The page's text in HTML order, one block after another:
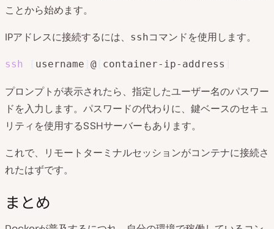
ことから始めます。
IPアドレスに接続するには、
sshコマンドを使用します。
ssh username @ container-ip-address
プロンプトが表示されたら、指定したユーザー名のパスワー
ドを入力します。パスワードの代わりに、鍵ベースのセキュ
リティを使用するSSHサーバーもあります。
これで、リモートターミナルセッションがコンテナに接続さ
れたはずです。
まとめ